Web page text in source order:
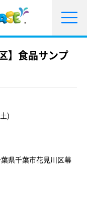
】食品サンプ
)
県千葉市花見川区幕